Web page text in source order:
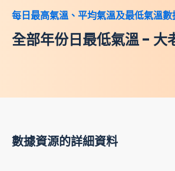
每日最高氣溫、平均氣溫及最低氣溫數
全部年份日最低氣溫 - 大
數據資源的詳細資料